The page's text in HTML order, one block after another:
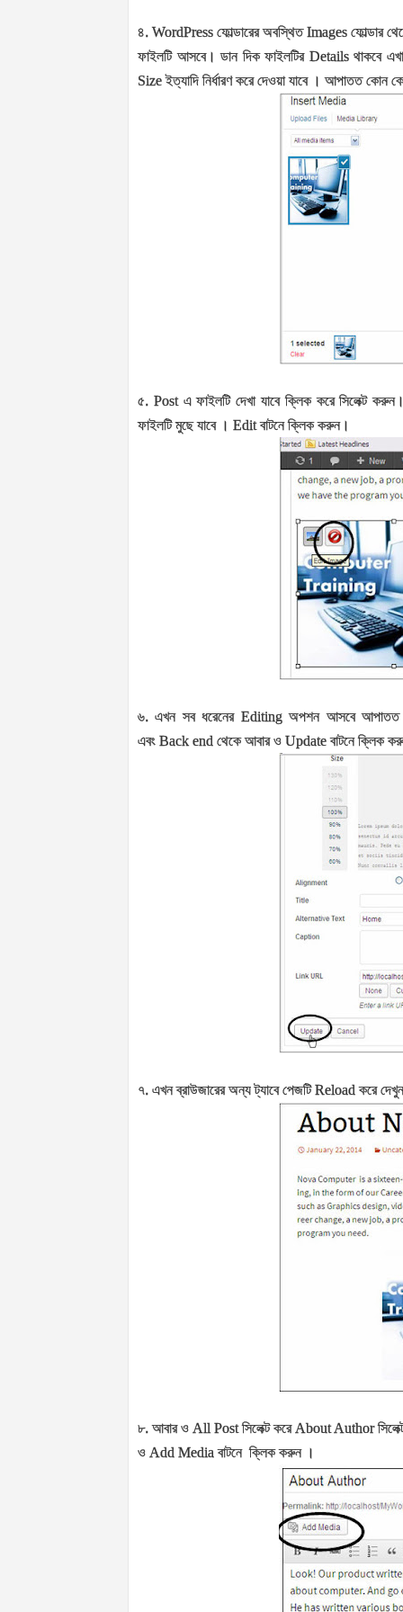
৪.WordPress ফোল্ডারের অবস্থিতImages ফোল্ডার
ফাইলটি আসবে। ডান দিক ফাইলটির Detailsথাকবে
Sizeইত্যাদি নির্ধারণ করে দেওয়া যাবে । আপাতত কোন
৫. Post এ ফাইলটি দেখা যাবে ক্লিক করে সিলেক্ট
ফাইলটি মুছে যাবে । Editবাটনে ক্লিক করুন।
৬. এখন সব ধরেনের Editingঅপশন আসবে
এবং Back end থেকে আবার ও Updateবাটনে ক্লিক
৭. এখন ব্রাউজারের অন্য ট্যাবে পেজটিReloadকরে
৮. আবার ও All Postসিলেক্ট করে About Author
ও Add Mediaবাটনে ক্লিক করুন ।